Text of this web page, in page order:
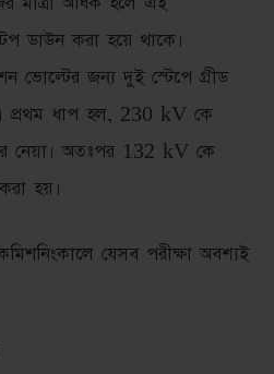
ডাউন করা হয়ে থাকে।
ভোল্টের জন্য দুই স্টেপে গ্রীড
প্রথম ধাপ হল, 230 kV কে
নেয়া। অতঃপর 132 kV কে
হয়।
যেসব পরীক্ষা অবশ্যই